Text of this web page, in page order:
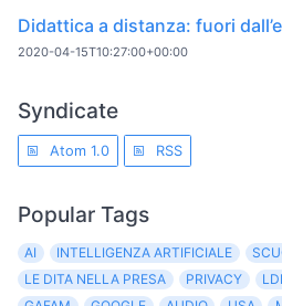
Didattica a distanza: fuori
2020-04-15T10:27:00+00:00
Syndicate
Atom 1.0 RSS
Popular Tags
AI INTELLIGENZA ARTIFICIALE
LE DITA NELLA PRESA
PRIVACY